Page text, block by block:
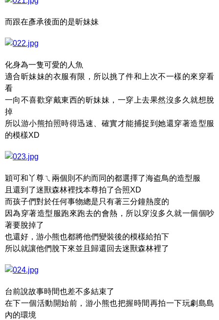
而跟在彥承後面的是昕妹妹
化身為一隻可愛的人魚
適合昕妹妹的衣服有限，所以挑了件和上次不一樣的來穿看
看
一向不喜歡穿戴東西的昕妹妹，一穿上去果然沒多久就想脫
掉
所以游小熊拍照時得迅速、確實才能捕捉到她還穿著造型服
的模樣XD
穎可和丫尊ㄟ兩個則不約而同的都選擇了海盗鳥的造型服
且還到了迷獸森林裡找本尊拍了合照XD
而孩子們對於任何事物總是只有著三分鐘熱度的
因為穿著造型服跑來跑去的會熱，所以穿沒多久就一個個吵
著要脫掉了
也還好，游小熊也都將他們變裝後的模樣給拍下
所以就讓他們脫下來並且歸還回去迷獸森林裡了
台前說故事時間也差不多結束了
在下一個活動開始前，游小熊也把握時間再拍一下玩劇島島
內的環境